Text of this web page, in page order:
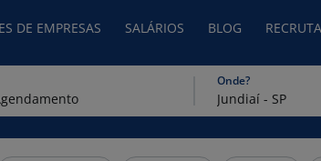
DE EMPRESAS SALÁRIOS BLOG
Onde?